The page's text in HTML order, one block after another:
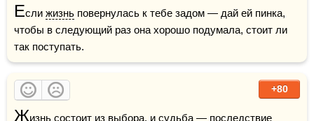
Если жизнь повернулась к тебе задом — дай ей пинка,
чтобы в следующий раз она хорошо подумала, стоит ли
так поступать.
+80
Жизнь